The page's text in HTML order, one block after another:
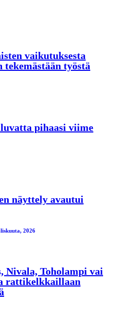
vaikutuksesta
työstä
pihaasi viime
näyttely avautui
2026
Nivala, Toholampi vai
rattikelkkaillaan